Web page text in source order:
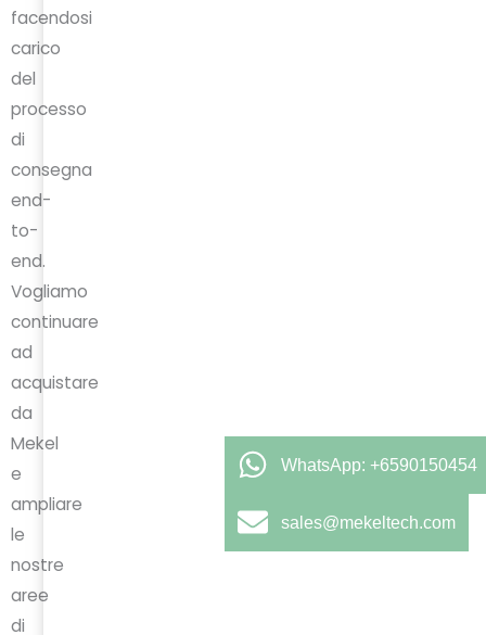
facendosi
carico
del
processo
di
consegna
end-
to-
end.
Vogliamo
continuare
ad
acquistare
da
Mekel
e
ampliare
le
nostre
aree
di
WhatsApp: +6590150454
sales@mekeltech.com